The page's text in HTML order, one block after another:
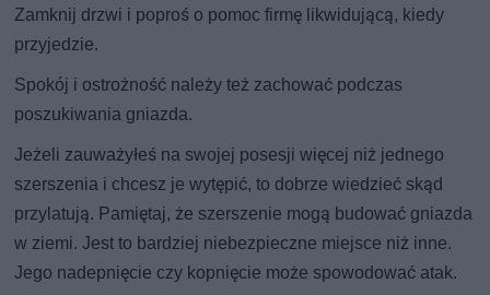
Zamknij drzwi i poproś o pomoc firmę likwidującą, kiedy
przyjedzie.
Spokój i ostrożność należy też zachować podczas
poszukiwania gniazda.
Jeżeli zauważyłeś na swojej posesji więcej niż jednego
szerszenia i chcesz je wytępić, to dobrze wiedzieć skąd
przylatują. Pamiętaj, że szerszenie mogą budować gniazda
w ziemi. Jest to bardziej niebezpieczne miejsce niż inne.
Jego nadepnięcie czy kopnięcie może spowodować atak.